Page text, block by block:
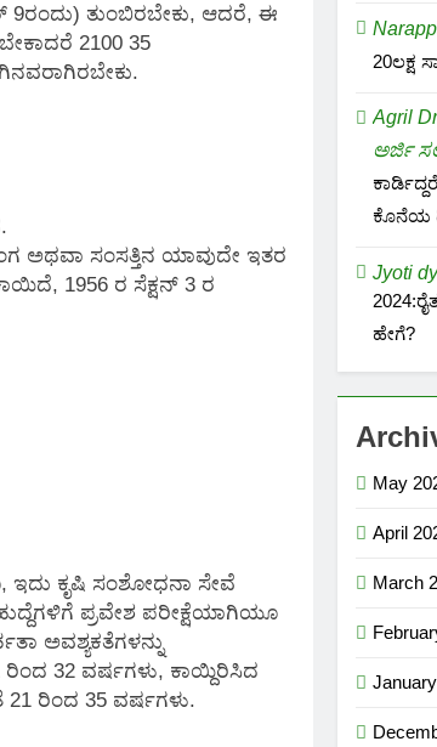
ತುಂಬಿರಬೇಕು, ಆದರೆ, ಈ
2100 35
ಅಥವಾ ಸಂಸತ್ತಿನ ಯಾವುದೇ ಇತರ
1956 ರ ಸೆಕ್ಷನ್ 3 ರ
ಇದು ಕೃಷಿ ಸಂಶೋಧನಾ ಸೇವೆ
ಪ್ರವೇಶ ಪರೀಕ್ಷೆಯಾಗಿಯೂ
ಅವಶ್ಯಕತೆಗಳನ್ನು
32 ವರ್ಷಗಳು, ಕಾಯ್ದಿರಿಸಿದ
ರಿಂದ 35 ವರ್ಷಗಳು.
20ಲಕ್ಷ
Agril
ಅರ್ಜಿ
ಕೊನೆಯ
Jyoti
ಹೇಗೆ?
May
April
March